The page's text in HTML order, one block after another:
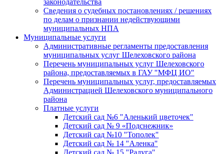
Сведения о судебных постановлениях / решениях
по делам о признании недействующими
муниципальных НПА
Муниципальные услуги
Административные регламенты предоставления
муниципальных услуг Шелеховского района
Перечень муниципальных услуг Шелеховского
района, предоставляемых в ГАУ "МФЦ ИО"
Перечень муниципальных услуг, предоставляемых
Администрацией Шелеховского муниципального
района
Платные услуги
Детский сад №6 "Аленький цветочек"
Детский сад № 9 «Подснежник»
Детский сад №10 "Тополек"
Детский сад № 14 "Аленка"
Детский сад № 15 "Радуга"